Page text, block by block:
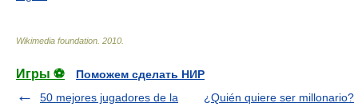
Wikimedia foundation 2010
Игры ⚽
Поможем сделать НИР
50 mejores jugadores de la
¿Quién quiere ser millonario?